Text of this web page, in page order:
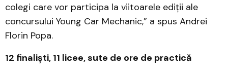
colegi care vor participa la viitoarele ediții ale
concursului Young Car Mechanic,” a spus Andrei
Florin Popa.
12 finaliști, 11 licee, sute de ore de practică